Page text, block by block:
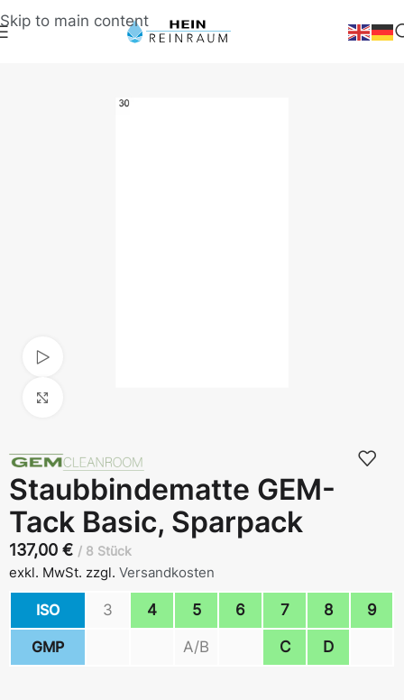
Skip to main content
Staubbindematte GEM-
Tack Basic, Sparpack
137,00 € 8 Stück
exkl. MwSt. zzgl. Versandkosten
ISO 3 4 5 6 7 8 9
GMP A/B C D